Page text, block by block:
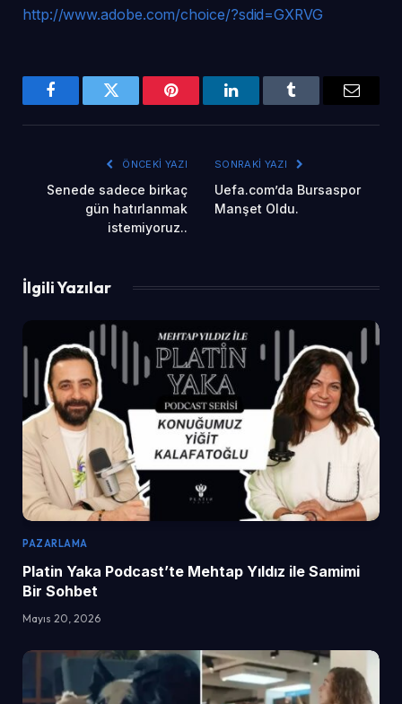
http://www.adobe.com/choice/?sdid=GXRVG
FacebookTwitter Pinterest LinkedInTumblr Email
ÖNCEKI YAZI
Senede sadece birkaç
gün hatırlanmak
istemiyoruz..
SONRAKI YAZI
Uefa.com’da Bursaspor
Manşet Oldu.
İlgili Yazılar
PAZARLAMA
Platin Yaka Podcast’te Mehtap Yıldız ile Samimi
Bir Sohbet
Mayıs 20, 2026